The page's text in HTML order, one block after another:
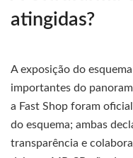
atingidas?
A exposição do
importantes do
a Fast Shop foram
do esquema; ambas
transparência e